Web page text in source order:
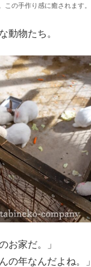
この手作り感に癒されます。
動物たち。
お家だ。」
の年なんだよね。」